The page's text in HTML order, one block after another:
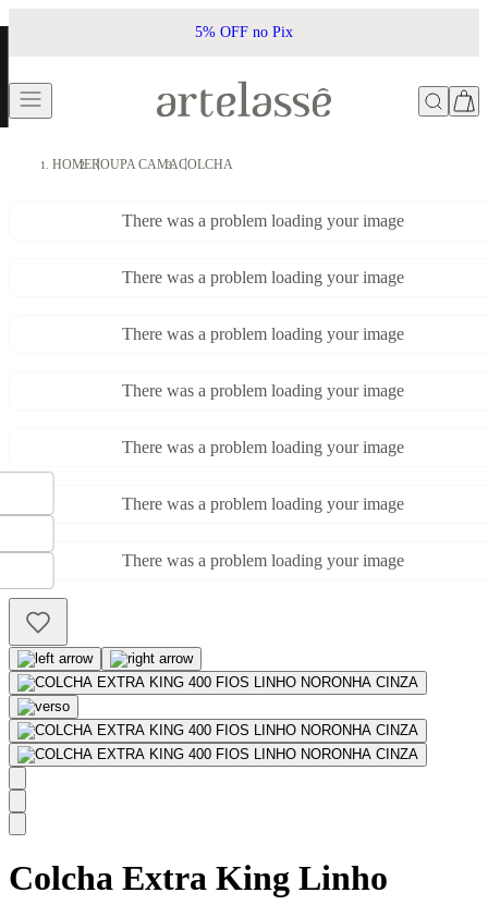
5% OFF no Pix
HOMEROUPA CAMACOLCHA
There was a problem loading your image
There was a problem loading your image
There was a problem loading your image
There was a problem loading your image
There was a problem loading your image
There was a problem loading your image
There was a problem loading your image
Colcha Extra King Linho